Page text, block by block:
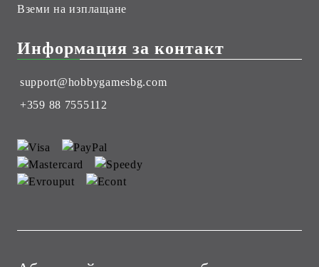
Вземи на изплащане
Информация за контакт
support@hobbygamesbg.com
+359 88 7555112